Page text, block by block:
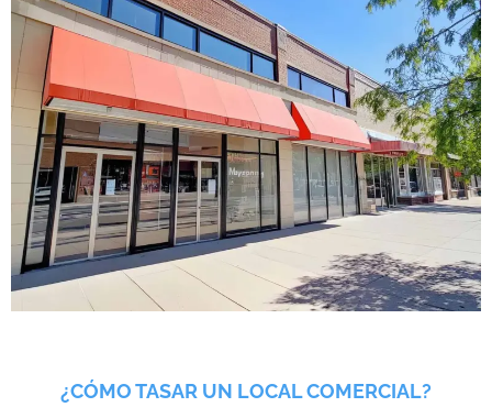
¿CÓMO TASAR UN LOCAL COMERCIAL​?